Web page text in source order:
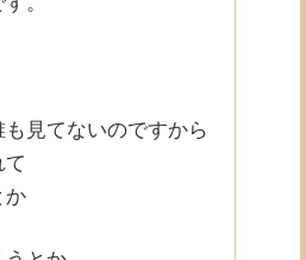
見てないのですから
か